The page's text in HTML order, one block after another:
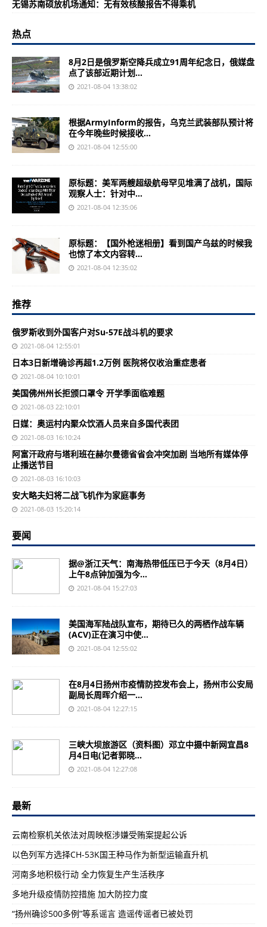
无锡苏南硕放机场通知：无有效核酸报告不得乘机
热点
8月2日是俄罗斯空降兵成立91周年纪念日，俄媒盘
点了该部近期计划...
2021-08-04 13:38:02
根据ArmyInform的报告，乌克兰武装部队预计将
在今年晚些时候接收...
2021-08-04 12:55:00
原标题：美军两艘超级航母罕见堆满了战机，国际
观察人士：针对中...
2021-08-04 12:35:06
原标题：【国外枪迷相册】看到国产乌兹的时候我
也惊了本文内容转...
2021-08-04 12:35:02
推荐
俄罗斯收到外国客户对Su-57E战斗机的要求
2021-08-04 12:55:01
日本3日新增确诊再超1.2万例 医院将仅收治重症患者
2021-08-04 10:10:01
美国佛州州长拒颁口罩令 开学季面临难题
2021-08-03 22:10:01
日媒：奥运村内聚众饮酒人员来自多国代表团
2021-08-03 16:10:24
阿富汗政府与塔利班在赫尔曼德省省会冲突加剧 当地所有媒体停
止播送节目
2021-08-03 16:10:03
安大略夫妇将二战飞机作为家庭事务
2021-08-03 15:20:14
要闻
据@浙江天气：南海热带低压已于今天（8月4日）
上午8点钟加强为今...
2021-08-04 15:27:03
美国海军陆战队宣布，期待已久的两栖作战车辆
(ACV)正在演习中使...
2021-08-04 12:55:02
在8月4日扬州市疫情防控发布会上，扬州市公安局
副局长周晖介绍一...
2021-08-04 12:27:15
三峡大坝旅游区（资料图）邓立中摄中新网宜昌8
月4日电(记者郭晓...
2021-08-04 12:27:08
最新
云南检察机关依法对周映枢涉嫌受贿案提起公诉
以色列军方选择CH-53K国王种马作为新型运输直升机
河南多地积极行动 全力恢复生产生活秩序
多地升级疫情防控措施 加大防控力度
“扬州确诊500多例”等系谣言 造谣传谣者已被处罚